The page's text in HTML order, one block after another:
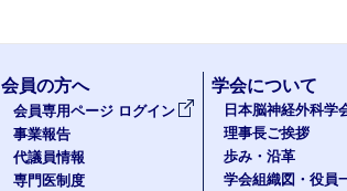
会員の方へ
会員専用ページ ログイン
事業報告
代議員情報
専門医制度
学会について
日本脳神経外科学
理事長ご挨拶
歩み・沿革
学会組織図・役員